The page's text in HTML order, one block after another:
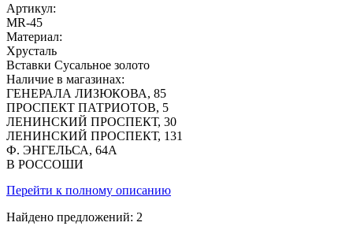
Артикул:
MR-45
Материал:
Хрусталь
Вставки Сусальное золото
Наличие в магазинах:
ГЕНЕРАЛА ЛИЗЮКОВА, 85
ПРОСПЕКТ ПАТРИОТОВ, 5
ЛЕНИНСКИЙ ПРОСПЕКТ, 30
ЛЕНИНСКИЙ ПРОСПЕКТ, 131
Ф. ЭНГЕЛЬСА, 64А
В РОССОШИ
Перейти к полному описанию
Найдено предложений: 2